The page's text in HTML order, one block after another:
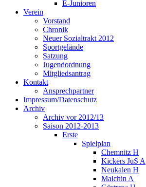
E-Junioren
Verein
Vorstand
Chronik
Neuer Sozialtrakt 2012
Sportgelände
Satzung
Jugendordnung
Mitgliedsantrag
Kontakt
Ansprechpartner
Impressum/Datenschutz
Archiv
Archiv vor 2012/13
Saison 2012-2013
Erste
Spielplan
Chemnitz H
Kickers JuS A
Neukalen H
Malchin A